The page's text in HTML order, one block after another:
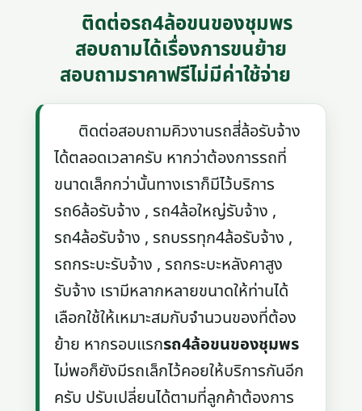
ติดต่อรถ4ล้อขนของชุมพร
สอบถามได้เรื่องการขนย้าย
สอบถามราคาฟรีไม่มีค่าใช้จ่าย
ติดต่อสอบถามคิวงานรถสี่ล้อรับจ้าง
ได้ตลอดเวลาครับ หากว่าต้องการรถที่
ขนาดเล็กกว่านั้นทางเราก็มีไว้บริการ
รถ6ล้อรับจ้าง , รถ4ล้อใหญ่รับจ้าง ,
รถ4ล้อรับจ้าง , รถบรรทุก4ล้อรับจ้าง ,
รถกระบะรับจ้าง , รถกระบะหลังคาสูง
รับจ้าง เรามีหลากหลายขนาดให้ท่านได้
เลือกใช้ให้เหมาะสมกับจำนวนของที่ต้อง
ย้าย หากรอบแรกรถ4ล้อขนของชุมพร
ไม่พอก็ยังมีรถเล็กไว้คอยให้บริการกันอีก
ครับ ปรับเปลี่ยนได้ตามที่ลูกค้าต้องการ